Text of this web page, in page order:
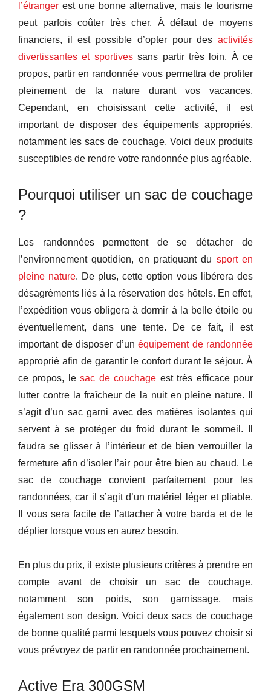
l’étranger est une bonne alternative, mais le tourisme
peut parfois coûter très cher. À défaut de moyens
financiers, il est possible d’opter pour des activités
divertissantes et sportivessans partir très loin. À ce
propos, partir en randonnée vous permettra de profiter
pleinement de la nature durant vos vacances.
Cependant, en choisissant cette activité, il est
important de disposer des équipements appropriés,
notamment les sacs de couchage. Voici deux produits
susceptibles de rendre votre randonnée plus agréable.
Pourquoi utiliser un sac de couchage
?
Les randonnées permettent de se détacher de
l’environnement quotidien, en pratiquant du sport en
pleine nature. De plus, cette option vous libérera des
désagréments liés à la réservation des hôtels. En effet,
l’expédition vous obligera à dormir à la belle étoile ou
éventuellement, dans une tente. De ce fait, il est
important de disposer d’un équipement de randonnée
approprié afin de garantir le confort durant le séjour. À
ce propos, lesac de couchage est très efficace pour
lutter contre la fraîcheur de la nuit en pleine nature. Il
s’agit d’un sac garni avec des matières isolantes qui
servent à se protéger du froid durant le sommeil. Il
faudra se glisser à l’intérieur et de bien verrouiller la
fermeture afin d’isoler l’air pour être bien au chaud. Le
sac de couchage convient parfaitement pour les
randonnées, car il s’agit d’un matériel léger et pliable.
Il vous sera facile de l’attacher à votre barda et de le
déplier lorsque vous en aurez besoin.
En plus du prix, il existe plusieurs critères à prendre en
compte avant de choisir un sac de couchage,
notamment son poids, son garnissage, mais
également son design. Voici deux sacs de couchage
de bonne qualité parmi lesquels vous pouvez choisir si
vous prévoyez de partir en randonnée prochainement.
Active Era 300GSM